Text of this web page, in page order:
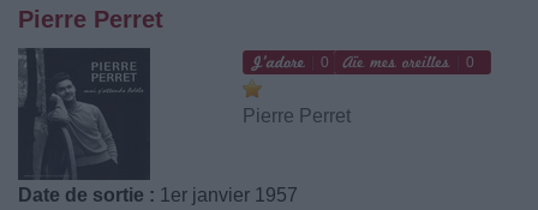
Pierre Perret
0 0
Pierre Perret
Date de sortie : 1er janvier 1957